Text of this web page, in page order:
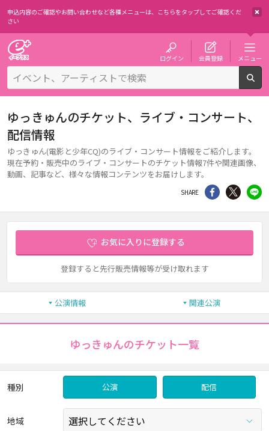
申込内容のご確認やお問い合わせなど各種メニューは、 こちらをタップしてご確認くだ
さい
ログイン 会員登録 メニュー
ゆっきゅんのチケット、ライブ・コンサート、
配信情報
ゆっきゅん(電影と少年CQ)のライブ・コンサート情報をご紹介します。
現在予約・販売中のライブ・コンサートのチケット情報7件や関連画像、
動画、記事など、様々な情報コンテンツをお届けします。
SHARE シェア Twitter
お気に入りに登録する
登録すると先行販売情報等が受け取れます
公演情報 関連公演
ゆっきゅんのチケット一覧
種別 公演 配信
地域